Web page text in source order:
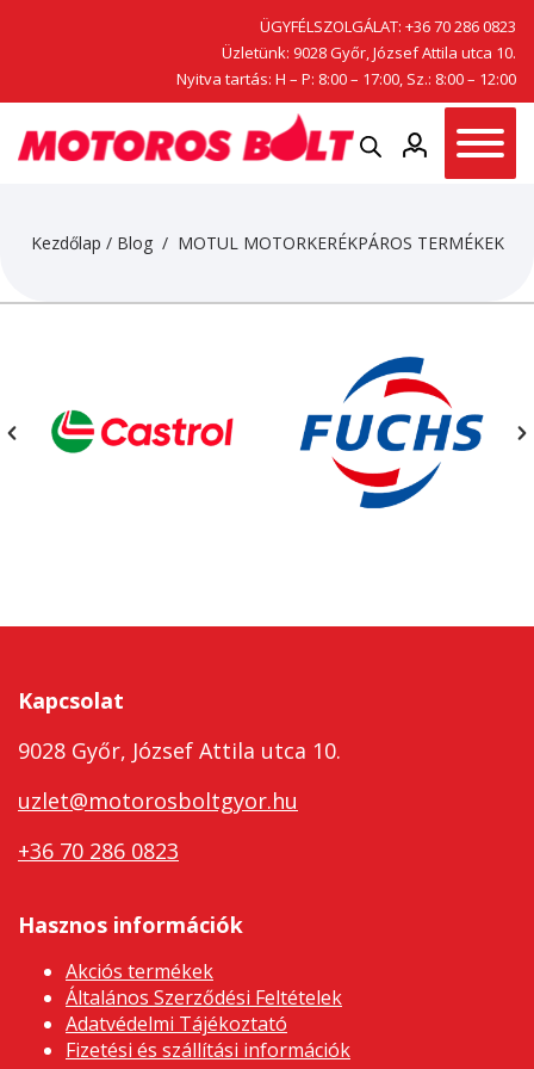
ÜGYFÉLSZOLGÁLAT: +36 70 286 0823
Üzletünk: 9028 Győr, József Attila utca 10.
Nyitva tartás: H – P: 8:00 – 17:00, Sz.: 8:00 – 12:00
Kezdőlap / Blog/ MOTUL MOTORKERÉKPÁROS TERMÉKEK
Kapcsolat
9028 Győr, József Attila utca 10.
uzlet@motorosboltgyor.hu
+36 70 286 0823
Hasznos információk
Akciós termékek
Általános Szerződési Feltételek
Adatvédelmi Tájékoztató
Fizetési és szállítási információk